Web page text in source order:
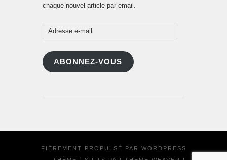
chaque nouvel article par email.
Adresse
e-
mail
ABONNEZ-VOUS
FIÈREMENT PROPULSÉ PAR WORDPRESS